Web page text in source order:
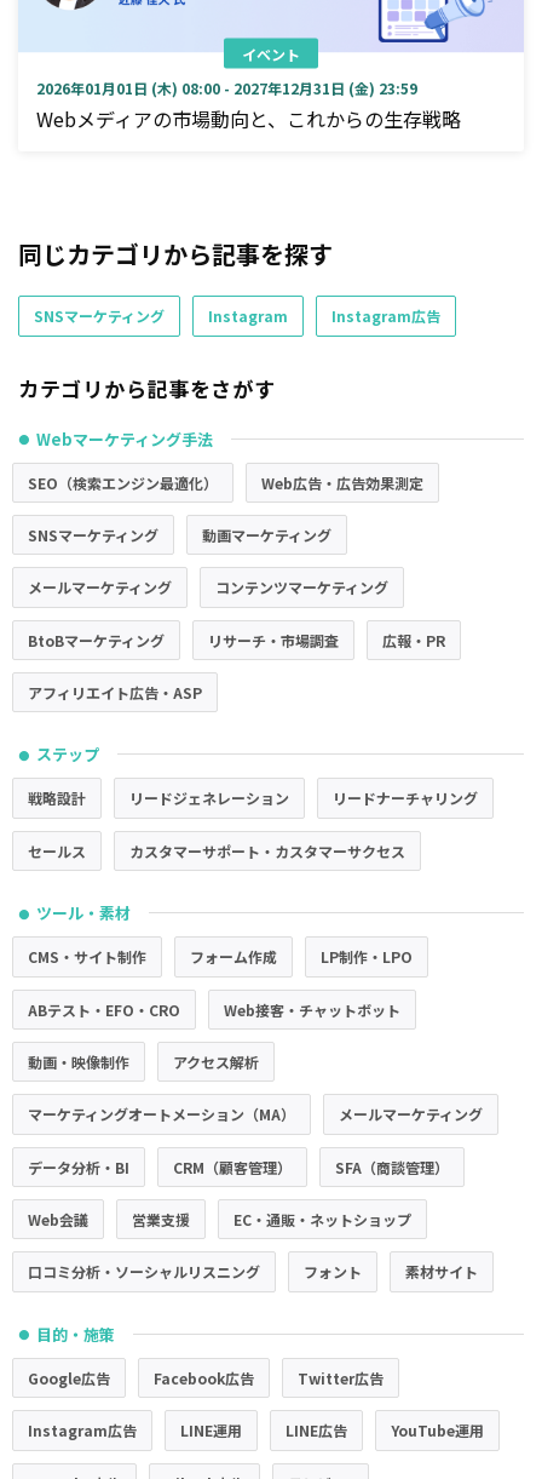
イベント
2026年01月01日 (木) 08:00 - 2027年12月31日 (金) 23:59
Webメディアの市場動向と、これからの生存戦略
同じカテゴリから記事を探す
SNSマーケティング Instagram Instagram広告
カテゴリから記事をさがす
● Webマーケティング手法
SEO（検索エンジン最適化） Web広告・広告効果測定
SNSマーケティング 動画マーケティング
メールマーケティング コンテンツマーケティング
BtoBマーケティング リサーチ・市場調査 広報・PR
アフィリエイト広告・ASP
● ステップ
戦略設計 リードジェネレーション リードナーチャリング
セールス カスタマーサポート・カスタマーサクセス
● ツール・素材
CMS・サイト制作 フォーム作成 LP制作・LPO
ABテスト・EFO・CRO Web接客・チャットボット
動画・映像制作 アクセス解析
マーケティングオートメーション（MA） メールマーケティング
データ分析・BI CRM（顧客管理） SFA（商談管理）
Web会議 営業支援 EC・通販・ネットショップ
口コミ分析・ソーシャルリスニング フォント 素材サイト
● 目的・施策
Google広告 Facebook広告 Twitter広告
Instagram広告 LINE運用 LINE広告 YouTube運用